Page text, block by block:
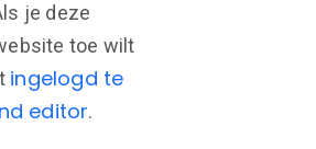
je deze
toe wilt
ingelogd te
editor.